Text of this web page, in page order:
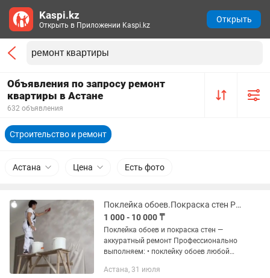
Объявления по запросу ремонт
квартиры в Астане
632 объявления
Строительство и ремонт
Астана Цена Есть фото
Поклейка обоев.Покраска стен Ремонт квартир
1 000 - 10 000 ₸
Поклейка обоев и покраска стен —
аккуратный ремонт Профессионально
выполняем: • поклейку обоев любой
подготовку стен Работаем аккуратно,
Астана, 31 июля
Kaspi.kz
Открыть в Приложении Kaspi.kz
Открыть